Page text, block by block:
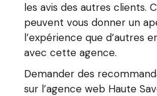
les avis des autres clients.
peuvent vous donner un
l’expérience que d’autres
avec cette agence.
Demander des
sur l’agence web Haute